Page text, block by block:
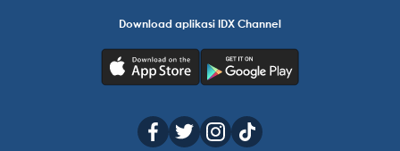
Download aplikasi IDX Channel